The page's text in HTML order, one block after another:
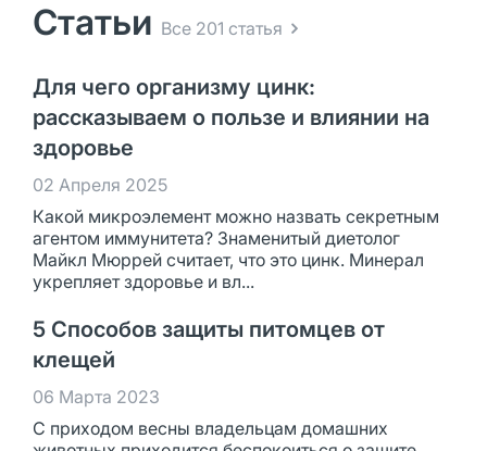
Статьи Все 201 статья
Для чего организму цинк:
рассказываем о пользе и влиянии на
здоровье
02 Апреля 2025
Какой микроэлемент можно назвать секретным
агентом иммунитета? Знаменитый диетолог
Майкл Мюррей считает, что это цинк. Минерал
укрепляет здоровье и вл...
5 Способов защиты питомцев от
клещей
06 Марта 2023
С приходом весны владельцам домашних